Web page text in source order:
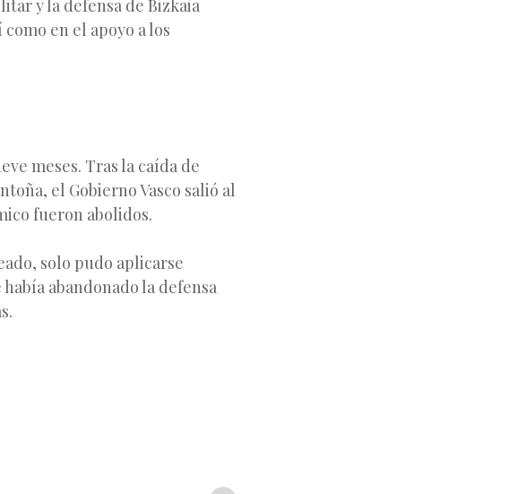
y la defensa de Bizkaia
como en el apoyo a los
meses. Tras la caída de
el Gobierno Vasco salió al
fueron abolidos.
solo pudo aplicarse
abandonado la defensa